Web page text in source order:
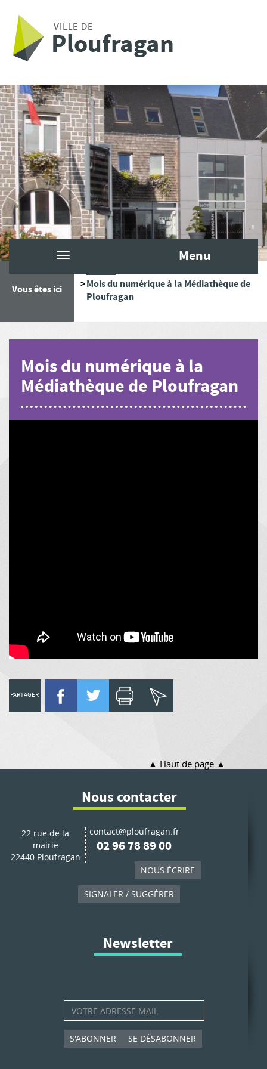
Menu
Vous êtes ici
Accueil
Mois du numérique à la Médiathèque de
Ploufragan
Mois du numérique à la
Médiathèque de Ploufragan
PARTAGER
Haut de page
Nous contacter
22 rue de la
mairie
22440 Ploufragan
contact@ploufragan.fr
02 96 78 89 00
NOUS ÉCRIRE
SIGNALER / SUGGÉRER
Newsletter
S'ABONNER SE DÉSABONNER